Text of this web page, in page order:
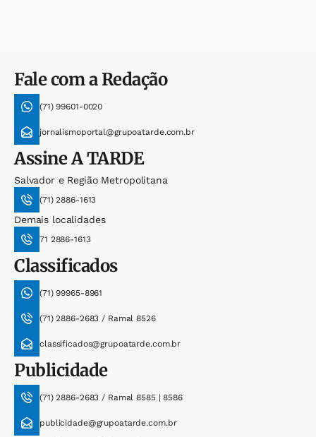
Fale com a Redação
(71) 99601-0020
jornalismoportal@grupoatarde.com.br
AssineA TARDE
Salvador e Região Metropolitana
(71) 2886-1613
Demais localidades
71 2886-1613
Classificados
(71) 99965-8961
(71) 2886-2683 / Ramal 8526
classificados@grupoatarde.com.br
Publicidade
(71) 2886-2683 / Ramal 8585 | 8586
publicidade@grupoatarde.com.br